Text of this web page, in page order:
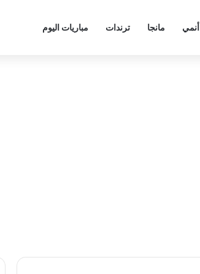
أنمي مانجا ترندات مباريات اليوم